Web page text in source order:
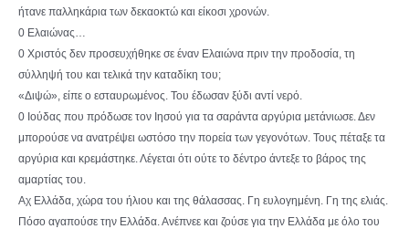
ήτανε παλληκάρια των δεκαοκτώ και είκοσι χρονών.
0 Ελαιώνας…
0 Χριστός δεν προσευχήθηκε σε έναν Ελαιώνα πριν την προδοσία, τη
σύλληψή του και τελικά την καταδίκη του;
«Διψώ», είπε ο εσταυρωμένος. Του έδωσαν ξύδι αντί νερό.
0 Ιούδας που πρόδωσε τον Ιησού για τα σαράντα αργύρια μετάνιωσε. Δεν
μπορούσε να ανατρέψει ωστόσο την πορεία των γεγονότων. Τους πέταξε τα
αργύρια και κρεμάστηκε. Λέγεται ότι ούτε το δέντρο άντεξε το βάρος της
αμαρτίας του.
Αχ Ελλάδα, χώρα του ήλιου και της θάλασσας. Γη ευλογημένη. Γη της ελιάς.
Πόσο αγαπούσε την Ελλάδα. Ανέπνεε και ζούσε για την Ελλάδα με όλο του